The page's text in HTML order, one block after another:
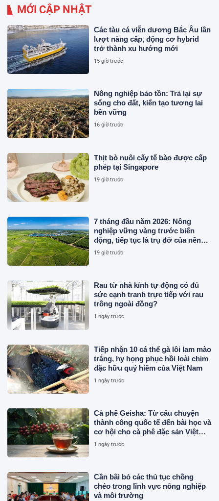
MỚI CẬP NHẬT
Các tàu cá viễn dương Bắc Âu lần
lượt nâng cấp, động cơ hybrid
trở thành xu hướng mới
15 giờ trước
Nông nghiệp bảo tồn: Trả lại sự
sống cho đất, kiến tạo tương lai
bền vững
16 giờ trước
Thịt bò nuôi cấy tế bào được cấp
phép tại Singapore
19 giờ trước
7 tháng đầu năm 2026: Nông
nghiệp vững vàng trước biến
động, tiếp tục là trụ đỡ của nền
kinh tế
19 giờ trước
Rau từ nhà kính tự động có đủ
sức cạnh tranh trực tiếp với rau
trồng ngoài đồng?
1 ngày trước
Tiếp nhận 10 cá thể gà lôi lam mào
trắng, hy họng phục hồi loài chim
đặc hữu quý hiếm của Việt Nam
1 ngày trước
Cà phê Geisha: Từ câu chuyện
thành công quốc tế đến bài học và
cơ hội cho cà phê đặc sản Việt
Nam
1 ngày trước
Cần bãi bỏ các thủ tục chồng
chéo trong lĩnh vực nông nghiệp
và môi trường